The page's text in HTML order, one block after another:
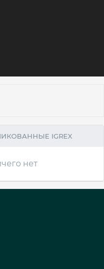
IGREX
нет